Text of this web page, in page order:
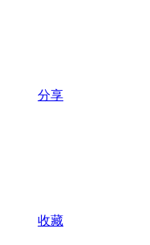
分享
收藏